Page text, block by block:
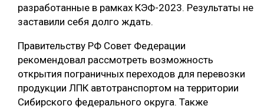
разработанные в рамках КЭФ-2023. Результаты не
заставили себя долго ждать.
Правительству РФ Совет Федерации
рекомендовал рассмотреть возможность
открытия пограничных переходов для перевозки
продукции ЛПК автотранспортом на территории
Сибирского федерального округа. Также